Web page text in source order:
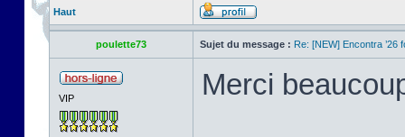
Haut
poulette73 Sujet du message : Re: [NEW] Encontra ’26
VIP Merci